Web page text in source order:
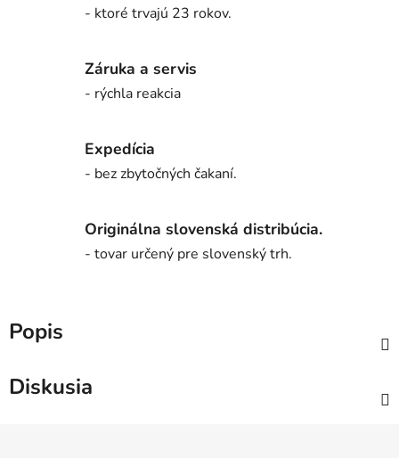
- ktoré trvajú 23 rokov.
Záruka a servis
- rýchla reakcia
Expedícia
- bez zbytočných čakaní.
Originálna slovenská distribúcia.
- tovar určený pre slovenský trh.
Popis
Diskusia